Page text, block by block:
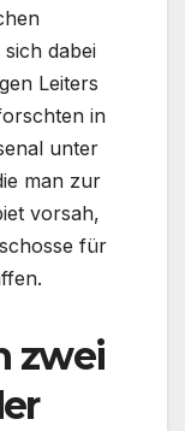
dabei
Leiters
in
unter
man zur
vorsah,
für
zwei